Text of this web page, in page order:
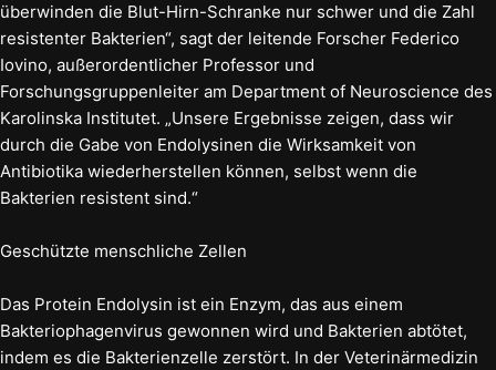
überwinden die Blut-Hirn-Schranke nur schwer und die Zahl
resistenter Bakterien“, sagt der leitende Forscher Federico
Iovino, außerordentlicher Professor und
Forschungsgruppenleiter am Department of Neuroscience des
Karolinska Institutet. „Unsere Ergebnisse zeigen, dass wir
durch die Gabe von Endolysinen die Wirksamkeit von
Antibiotika wiederherstellen können, selbst wenn die
Bakterien resistent sind.“
Geschützte menschliche Zellen
Das Protein Endolysin ist ein Enzym, das aus einem
Bakteriophagenvirus gewonnen wird und Bakterien abtötet,
indem es die Bakterienzelle zerstört. In der Veterinärmedizin